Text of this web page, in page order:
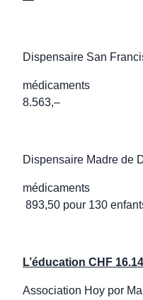
Dispensaire San
8.563,–
Dispensaire Madre de
893,50 pour 130
L’éducation CHF
Association Hoy por